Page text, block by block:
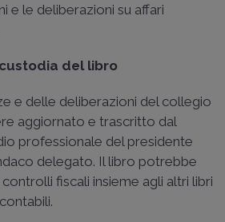
e le deliberazioni su affari
del libro
e delle deliberazioni del collegio
aggiornato e trascritto dal
professionale del presidente
delegato. Il libro potrebbe
fiscali insieme agli altri libri